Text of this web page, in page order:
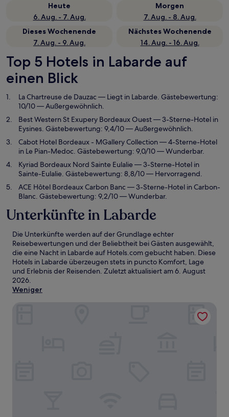
Heute
6. Aug. - 7. Aug.
Morgen
7. Aug. - 8. Aug.
Dieses Wochenende
7. Aug. - 9. Aug.
Nächstes Wochenende
14. Aug. - 16. Aug.
Top 5 Hotels in Labarde auf
einen Blick
La Chartreuse de Dauzac — Liegt in Labarde. Gästebewertung:
10/10 — Außergewöhnlich.
Best Western St Exupery Bordeaux Ouest— 3-Sterne-Hotel in
Eysines. Gästebewertung: 9,4/10 — Außergewöhnlich.
Cabot Hotel Bordeaux - MGallery Collection— 4-Sterne-Hotel
in Le Pian-Medoc. Gästebewertung: 9,0/10 — Wunderbar.
Kyriad Bordeaux Nord Sainte Eulalie— 3-Sterne-Hotel in
Sainte-Eulalie. Gästebewertung: 8,8/10 — Hervorragend.
ACE Hôtel Bordeaux Carbon Banc — 3-Sterne-Hotel in Carbon-
Blanc. Gästebewertung: 9,2/10 — Wunderbar.
Unterkünfte in Labarde
Die Unterkünfte werden auf der Grundlage echter
Reisebewertungen und der Beliebtheit bei Gästen ausgewählt,
die eine Nacht in Labarde auf Hotels.com gebucht haben. Diese
Hotels in Labarde überzeugen stets in puncto Komfort, Lage
und Erlebnis der Reisenden. Zuletzt aktualisiert am6. August
2026.
Weniger